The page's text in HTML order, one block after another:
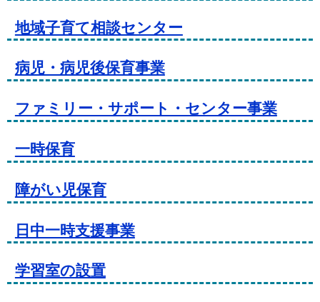
地域子育て相談センター
病児・病児後保育事業
ファミリー・サポート・センター事業
一時保育
障がい児保育
日中一時支援事業
学習室の設置